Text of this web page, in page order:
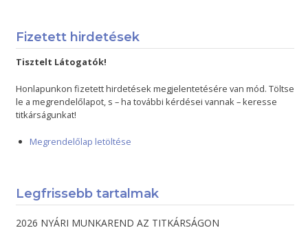
Fizetett hirdetések
Tisztelt Látogatók!
Honlapunkon fizetett hirdetések megjelentetésére van mód. Töltse
le a megrendelőlapot, s – ha további kérdései vannak – keresse
titkárságunkat!
Megrendelőlap letöltése
Legfrissebb tartalmak
2026 NYÁRI MUNKAREND AZ TITKÁRSÁGON